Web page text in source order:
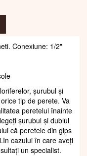
Conexiune: 1/2"
șurubul și
tip de perete. Va
peretelui înainte
șurubul și dublul
că peretele din gips
cazului în care aveți
un specialist.